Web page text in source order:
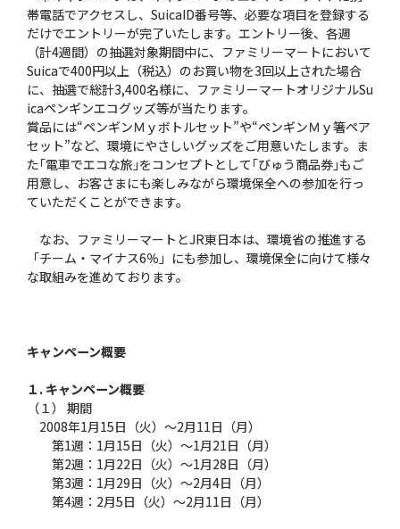
帯電話でアクセスし、SuicaID番号等、必要な項目を登録する
だけでエントリーが完了いたします。エントリー後、各週
（計4週間）の抽選対象期間中に、ファミリーマートにおいて
Suicaで400円以上（税込）のお買い物を3回以上された場合
に、抽選で総計3,400名様に、ファミリーマートオリジナルSu
icaペンギンエコグッズ等が当たります。
賞品には“ペンギンＭｙボトルセット”や“ペンギンＭｙ箸ペア
セット”など、環境にやさしいグッズをご用意いたします。ま
た｢電車でエコな旅｣をコンセプトとして｢びゅう商品券｣もご
用意し、お客さまにも楽しみながら環境保全への参加を行っ
ていただくことができます。
なお、ファミリーマートとJR東日本は、環境省の推進する
「チーム・マイナス6％」にも参加し、環境保全に向けて様々
な取組みを進めております。
キャンペーン概要
１. キャンペーン概要
（１） 期間
2008年1月15日（火）〜2月11日（月）
第1週：1月15日（火）〜1月21日（月）
第2週：1月22日（火）〜1月28日（月）
第3週：1月29日（火）〜2月4日（月）
第4週：2月5日（火）〜2月11日（月）